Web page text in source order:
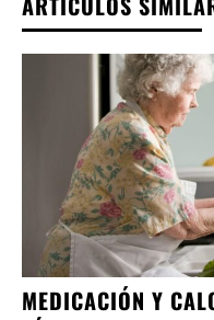
MEDICACIÓN Y